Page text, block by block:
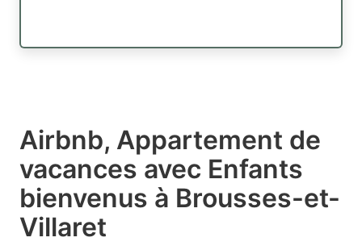
Airbnb, Appartement de
vacances avec Enfants
bienvenus à Brousses-et-
Villaret